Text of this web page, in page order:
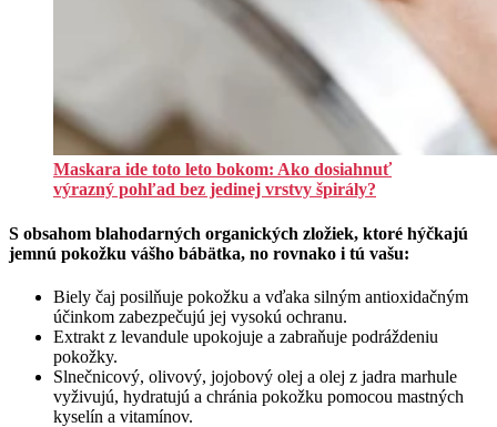
Maskara ide toto leto bokom: Ako dosiahnuť
výrazný pohľad bez jedinej vrstvy špirály?
S obsahom blahodarných organických zložiek, ktoré hýčkajú
jemnú pokožku vášho bábätka, no rovnako i tú vašu:
Biely čaj posilňuje pokožku a vďaka silným antioxidačným
účinkom zabezpečujú jej vysokú ochranu.
Extrakt z levandule upokojuje a zabraňuje podráždeniu
pokožky.
Slnečnicový, olivový, jojobový olej a olej z jadra marhule
vyživujú, hydratujú a chránia pokožku pomocou mastných
kyselín a vitamínov.